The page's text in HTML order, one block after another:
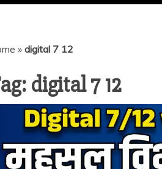
» digital 7 12
digital 7 12